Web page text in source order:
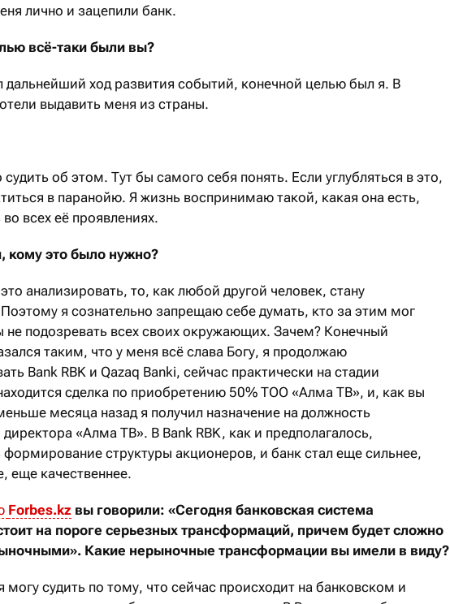
лично и зацепили банк.
всё-таки были вы?
дальнейший ход развития событий, конечной целью был я. В
выдавить меня из страны.
об этом. Тут бы самого себя понять. Если углубляться в это,
в паранойю. Я жизнь воспринимаю такой, какая она есть,
всех её проявлениях.
кому это было нужно?
анализировать, то, как любой другой человек, стану
я сознательно запрещаю себе думать, кто за этим мог
не подозревать всех своих окружающих. Зачем? Конечный
таким, что у меня всё слава Богу, я продолжаю
Bank RBK и Qazaq Banki, сейчас практически на стадии
сделка по приобретению 50% ТОО «Алма ТВ», и, как вы
месяца назад я получил назначение на должность
директора «Алма ТВ». В Bank RBK, как и предполагалось,
структуры акционеров, и банк стал еще сильнее,
еще качественнее.
Forbes.kz вы говорили: «Сегодня банковская система
на пороге серьезных трансформаций, причем будет сложно
Какие нерыночные трансформации вы имели в виду?
могу судить по тому, что сейчас происходит на банковском и